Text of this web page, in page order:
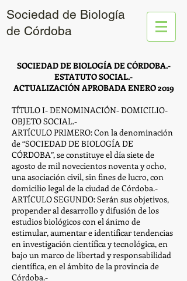
Sociedad de Biología
de Córdoba
SOCIEDAD DE BIOLOGÍA DE CÓRDOBA.-
ESTATUTO SOCIAL.-
ACTUALIZACIÓN APROBADA ENERO 2019
TÍTULO I- DENOMINACIÓN- DOMICILIO-
OBJETO SOCIAL.-
ARTÍCULO PRIMERO: Con la denominación
de “SOCIEDAD DE BIOLOGÍA DE
CÓRDOBA”, se constituye el día siete de
agosto de mil novecientos noventa y ocho,
una asociación civil, sin fines de lucro, con
domicilio legal de la ciudad de Córdoba.-
ARTÍCULO SEGUNDO: Serán sus objetivos,
propender al desarrollo y difusión de los
estudios biológicos con el ánimo de
estimular, aumentar e identificar tendencias
en investigación científica y tecnológica, en
bajo un marco de libertad y responsabilidad
científica, en el ámbito de la provincia de
Córdoba.-